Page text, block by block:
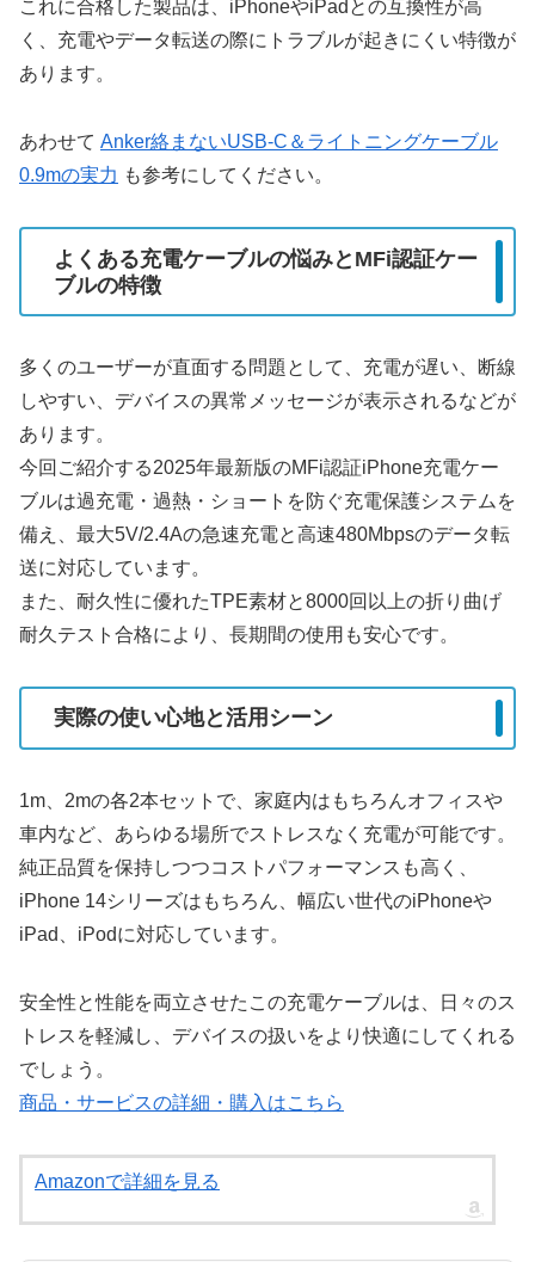
これに合格した製品は、iPhoneやiPadとの互換性が高
く、充電やデータ転送の際にトラブルが起きにくい特徴が
あります。
あわせて Anker絡まないUSB-C＆ライトニングケーブル
0.9mの実力 も参考にしてください。
よくある充電ケーブルの悩みとMFi認証ケー
ブルの特徴
多くのユーザーが直面する問題として、充電が遅い、断線
しやすい、デバイスの異常メッセージが表示されるなどが
あります。
今回ご紹介する2025年最新版のMFi認証iPhone充電ケー
ブルは過充電・過熱・ショートを防ぐ充電保護システムを
備え、最大5V/2.4Aの急速充電と高速480Mbpsのデータ転
送に対応しています。
また、耐久性に優れたTPE素材と8000回以上の折り曲げ
耐久テスト合格により、長期間の使用も安心です。
実際の使い心地と活用シーン
1m、2mの各2本セットで、家庭内はもちろんオフィスや
車内など、あらゆる場所でストレスなく充電が可能です。
純正品質を保持しつつコストパフォーマンスも高く、
iPhone 14シリーズはもちろん、幅広い世代のiPhoneや
iPad、iPodに対応しています。
安全性と性能を両立させたこの充電ケーブルは、日々のス
トレスを軽減し、デバイスの扱いをより快適にしてくれる
でしょう。
商品・サービスの詳細・購入はこちら
Amazonで詳細を見る